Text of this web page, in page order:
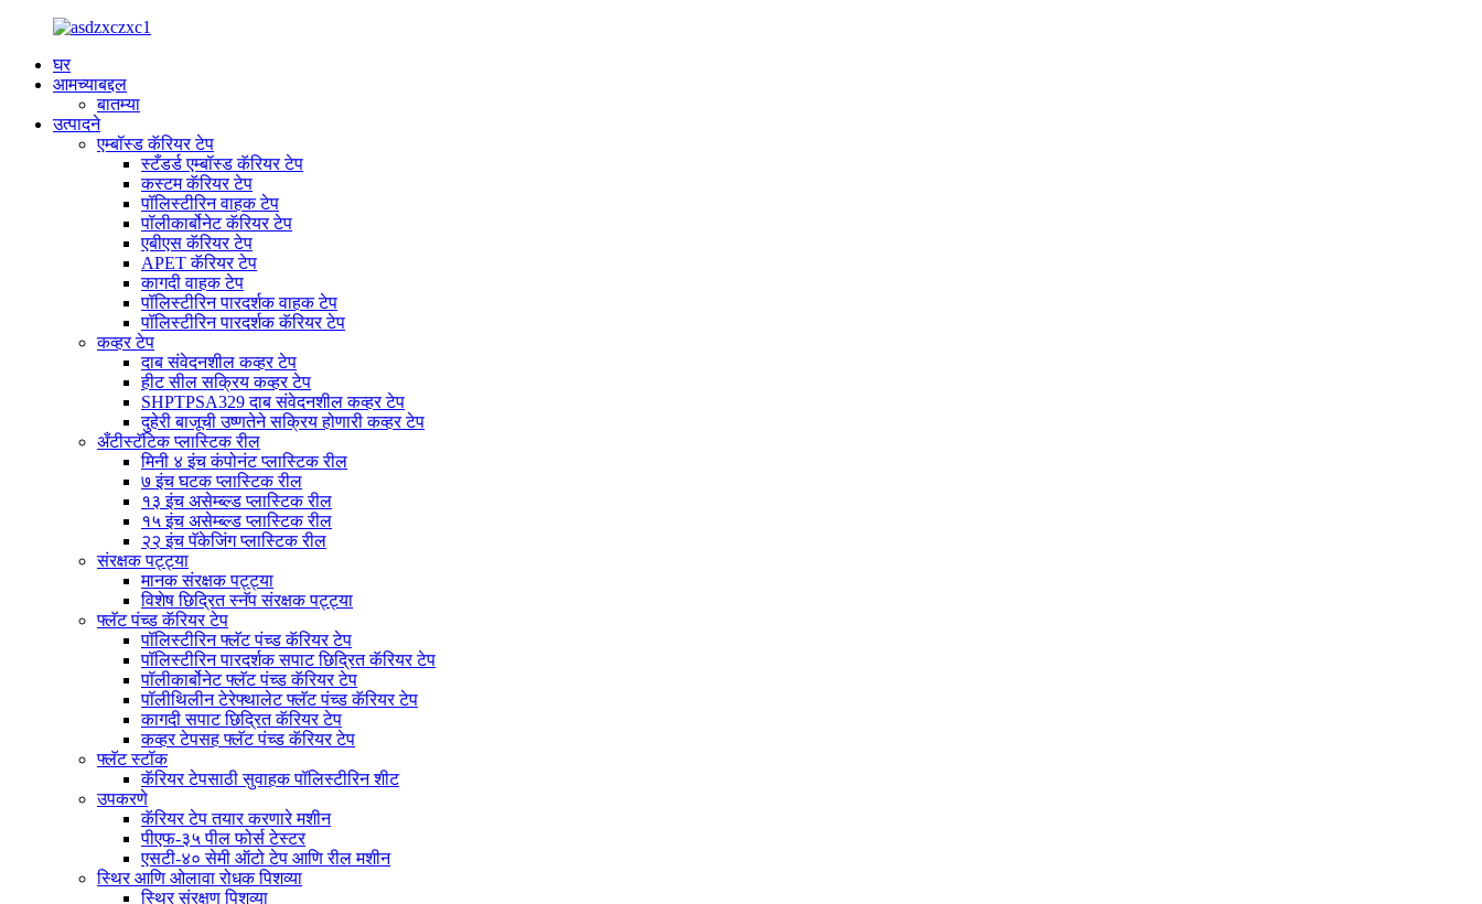
घर
आमच्याबद्दल
बातम्या
उत्पादने
एम्बॉस्ड कॅरियर टेप
स्टँडर्ड एम्बॉस्ड कॅरियर टेप
कस्टम कॅरियर टेप
पॉलिस्टीरिन वाहक टेप
पॉलीकार्बोनेट कॅरियर टेप
एबीएस कॅरियर टेप
APET कॅरियर टेप
कागदी वाहक टेप
पॉलिस्टीरिन पारदर्शक वाहक टेप
पॉलिस्टीरिन पारदर्शक कॅरियर टेप
कव्हर टेप
दाब संवेदनशील कव्हर टेप
हीट सील सक्रिय कव्हर टेप
SHPTPSA329 दाब संवेदनशील कव्हर टेप
दुहेरी बाजूची उष्णतेने सक्रिय होणारी कव्हर टेप
अँटीस्टॅटिक प्लास्टिक रील
मिनी ४ इंच कंपोनंट प्लास्टिक रील
७ इंच घटक प्लास्टिक रील
१३ इंच असेम्ब्ल्ड प्लास्टिक रील
१५ इंच असेम्ब्ल्ड प्लास्टिक रील
२२ इंच पॅकेजिंग प्लास्टिक रील
संरक्षक पट्ट्या
मानक संरक्षक पट्ट्या
विशेष छिद्रित स्नॅप संरक्षक पट्ट्या
फ्लॅट पंच्ड कॅरियर टेप
पॉलिस्टीरिन फ्लॅट पंच्ड कॅरियर टेप
पॉलिस्टीरिन पारदर्शक सपाट छिद्रित कॅरियर टेप
पॉलीकार्बोनेट फ्लॅट पंच्ड कॅरियर टेप
पॉलीथिलीन टेरेफ्थालेट फ्लॅट पंच्ड कॅरियर टेप
कागदी सपाट छिद्रित कॅरियर टेप
कव्हर टेपसह फ्लॅट पंच्ड कॅरियर टेप
फ्लॅट स्टॉक
कॅरियर टेपसाठी सुवाहक पॉलिस्टीरिन शीट
उपकरणे
कॅरियर टेप तयार करणारे मशीन
पीएफ-३५ पील फोर्स टेस्टर
एसटी-४० सेमी ऑटो टेप आणि रील मशीन
स्थिर आणि ओलावा रोधक पिशव्या
स्थिर संरक्षण पिशव्या